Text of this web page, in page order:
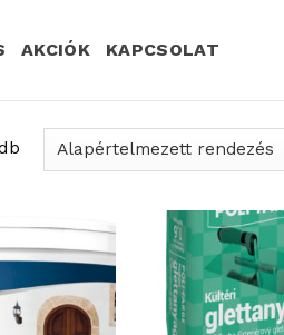
AKCIÓK KAPCSOLAT